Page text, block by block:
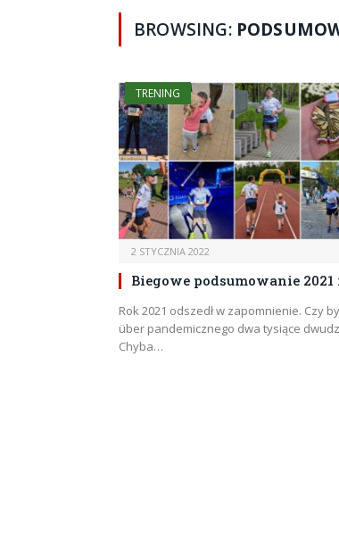
BROWSING:
TRENING
2 STYCZNIA 2022
Biegowe podsumowanie 2021
Rok 2021 odszedł w zapomnienie. Czy
über pandemicznego dwa tysiące
Chyba…